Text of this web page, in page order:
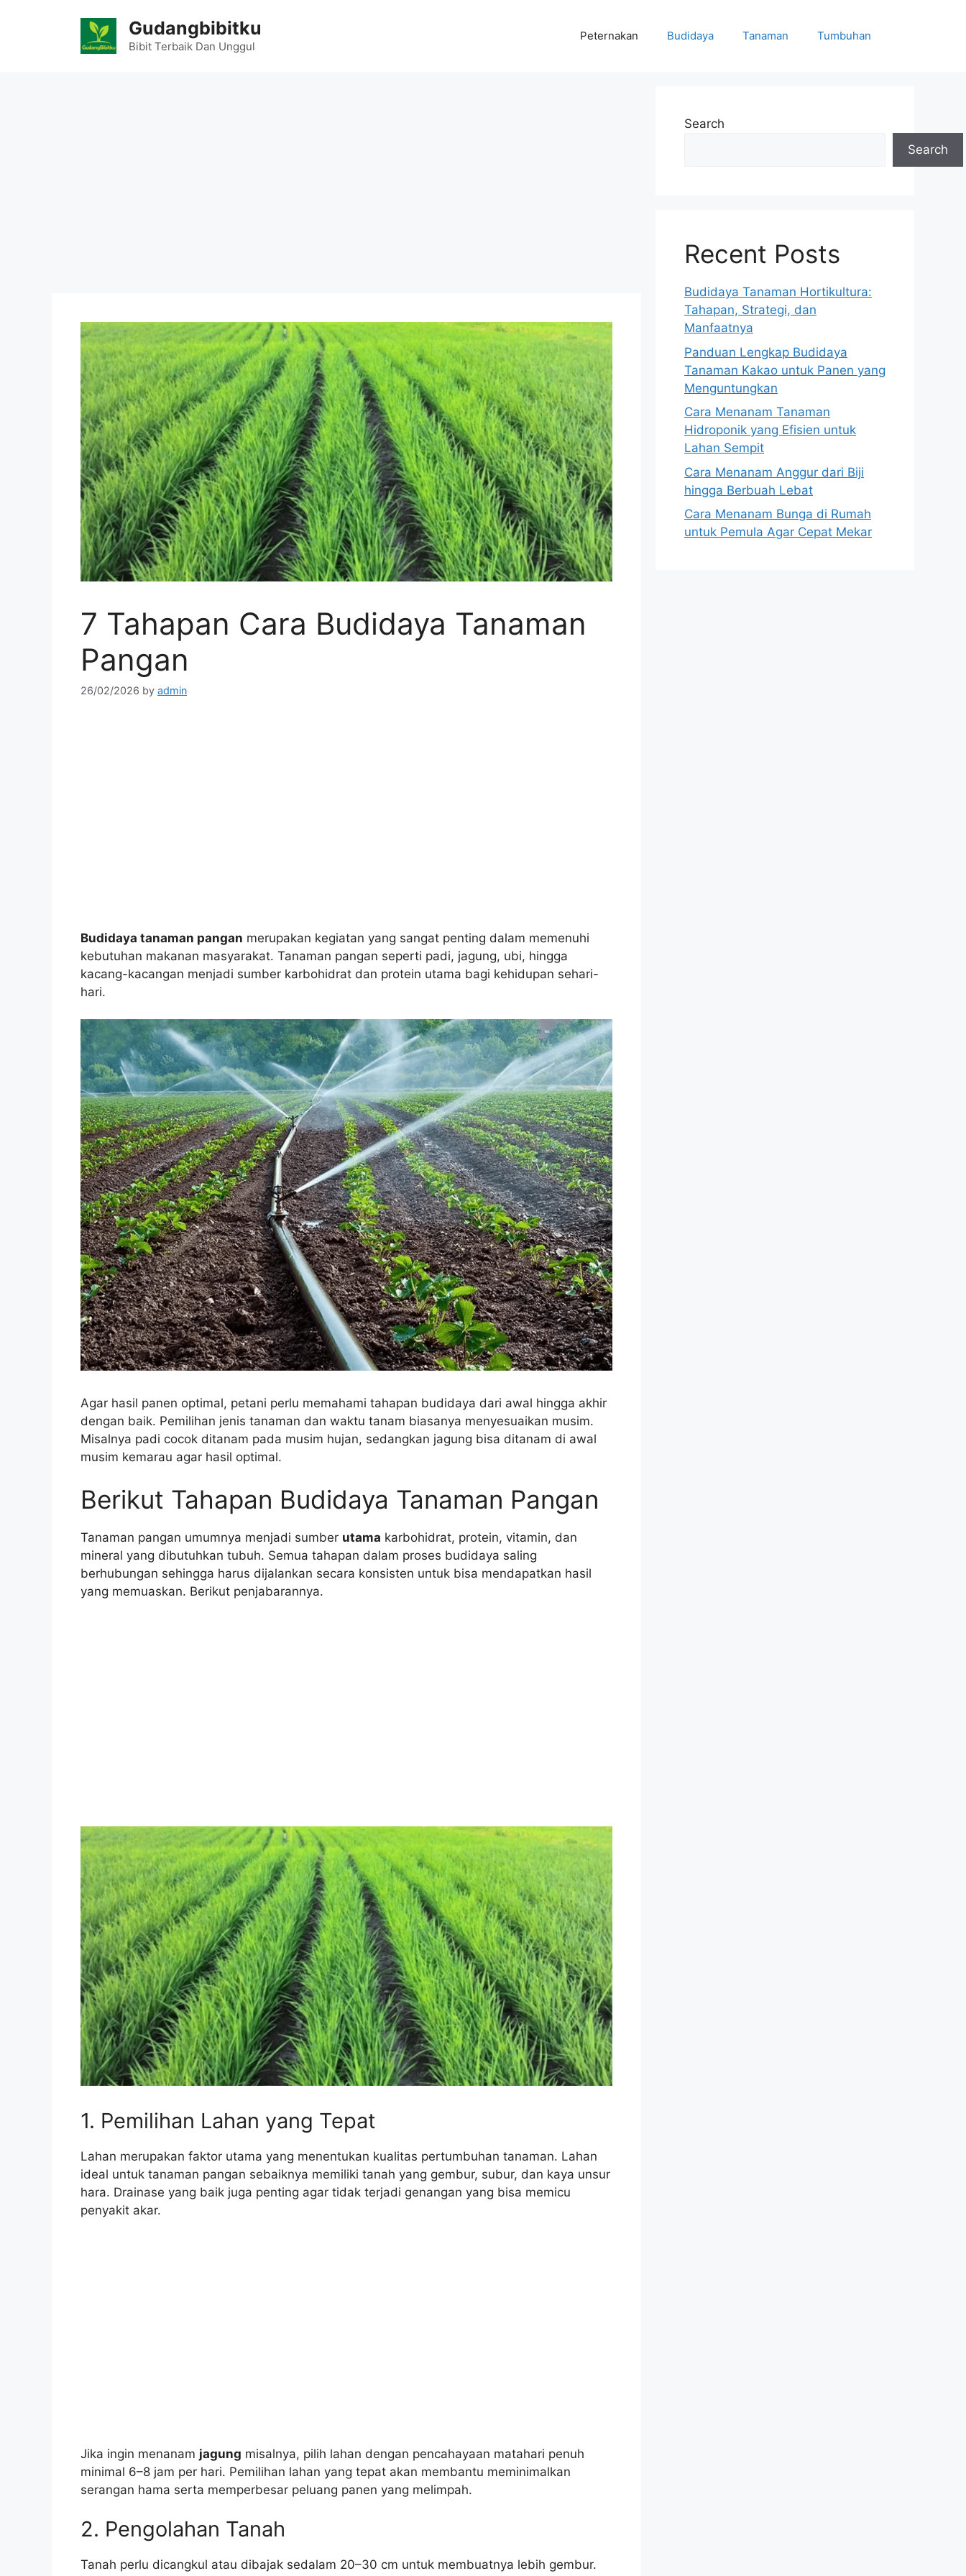
Gudangbibitku
Bibit Terbaik Dan Unggul
Peternakan Budidaya Tanaman Tumbuhan
7 Tahapan Cara Budidaya Tanaman
Pangan
26/02/2026 by admin
Budidaya tanaman pangan merupakan kegiatan yang sangat penting dalam memenuhi
kebutuhan makanan masyarakat. Tanaman pangan seperti padi, jagung, ubi, hingga
kacang-kacangan menjadi sumber karbohidrat dan protein utama bagi kehidupan sehari-
hari.
Agar hasil panen optimal, petani perlu memahami tahapan budidaya dari awal hingga akhir
dengan baik. Pemilihan jenis tanaman dan waktu tanam biasanya menyesuaikan musim.
Misalnya padi cocok ditanam pada musim hujan, sedangkan jagung bisa ditanam di awal
musim kemarau agar hasil optimal.
Berikut Tahapan Budidaya Tanaman Pangan
Tanaman pangan umumnya menjadi sumber utama karbohidrat, protein, vitamin, dan
mineral yang dibutuhkan tubuh. Semua tahapan dalam proses budidaya saling
berhubungan sehingga harus dijalankan secara konsisten untuk bisa mendapatkan hasil
yang memuaskan. Berikut penjabarannya.
1. Pemilihan Lahan yang Tepat
Lahan merupakan faktor utama yang menentukan kualitas pertumbuhan tanaman. Lahan
ideal untuk tanaman pangan sebaiknya memiliki tanah yang gembur, subur, dan kaya unsur
hara. Drainase yang baik juga penting agar tidak terjadi genangan yang bisa memicu
penyakit akar.
Jika ingin menanam jagung misalnya, pilih lahan dengan pencahayaan matahari penuh
minimal 6–8 jam per hari. Pemilihan lahan yang tepat akan membantu meminimalkan
serangan hama serta memperbesar peluang panen yang melimpah.
2. Pengolahan Tanah
Tanah perlu dicangkul atau dibajak sedalam 20–30 cm untuk membuatnya lebih gembur.
Search
Search
Recent Posts
Budidaya Tanaman Hortikultura:
Tahapan, Strategi, dan
Manfaatnya
Panduan Lengkap Budidaya
Tanaman Kakao untuk Panen yang
Menguntungkan
Cara Menanam Tanaman
Hidroponik yang Efisien untuk
Lahan Sempit
Cara Menanam Anggur dari Biji
hingga Berbuah Lebat
Cara Menanam Bunga di Rumah
untuk Pemula Agar Cepat Mekar